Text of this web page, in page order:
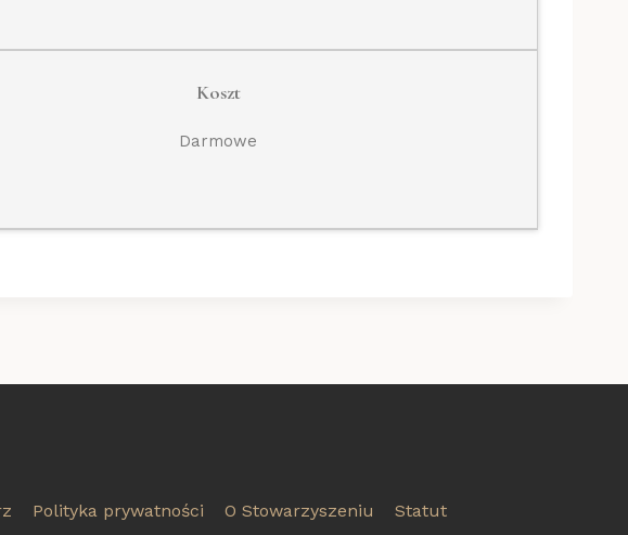
Koszt
Darmowe
Polityka prywatności O Stowarzyszeniu Statut